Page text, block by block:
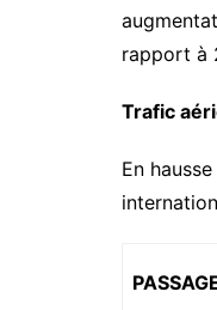
rapport à
Trafic
En